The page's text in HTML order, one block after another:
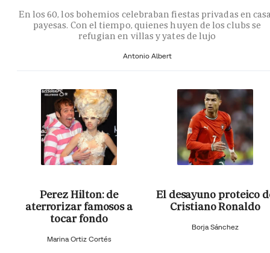
En los 60, los bohemios celebraban fiestas privadas en
payesas. Con el tiempo, quienes huyen de los clubs se
refugian en villas y yates de lujo
Antonio Albert
Perez Hilton: de
aterrorizar famosos a
tocar fondo
Marina Ortiz Cortés
El desayuno proteico
Cristiano Ronaldo
Borja Sánchez